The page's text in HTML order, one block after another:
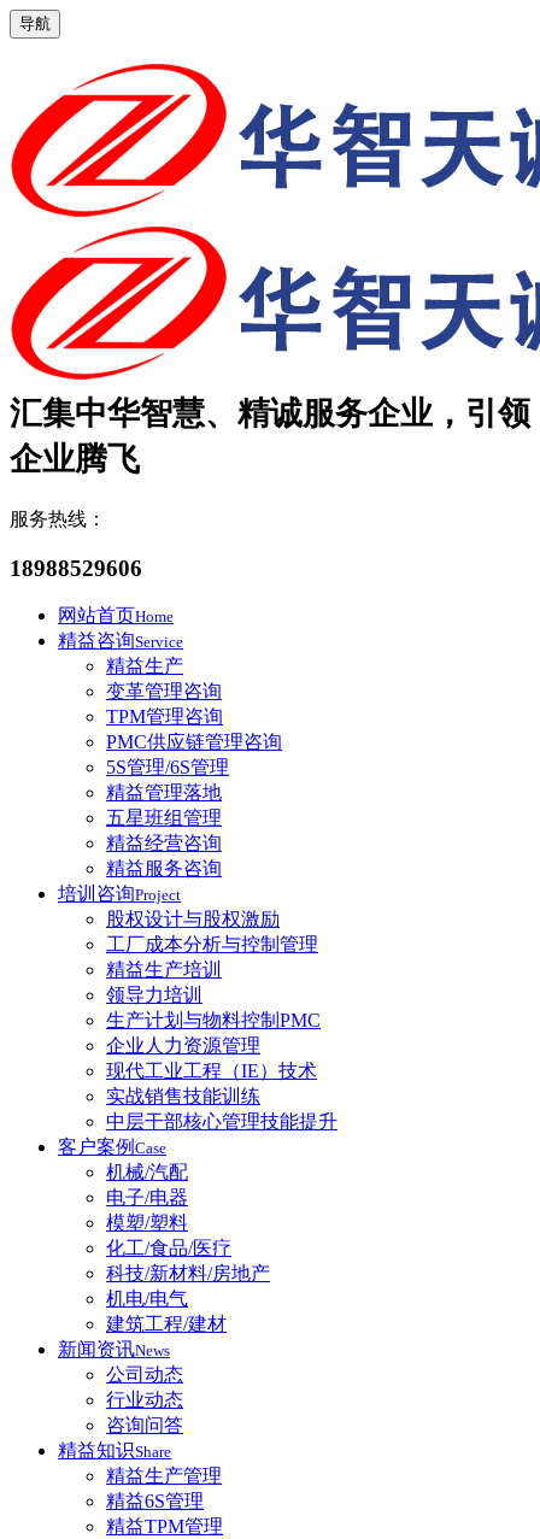
导航
汇集中华智慧、精诚服务企业，引领
企业腾飞
服务热线：
18988529606
网站首页Home
精益咨询Service
精益生产
变革管理咨询
TPM管理咨询
PMC供应链管理咨询
5S管理/6S管理
精益管理落地
五星班组管理
精益经营咨询
精益服务咨询
培训咨询Project
股权设计与股权激励
工厂成本分析与控制管理
精益生产培训
领导力培训
生产计划与物料控制PMC
企业人力资源管理
现代工业工程（IE）技术
实战销售技能训练
中层干部核心管理技能提升
客户案例 Case
机械/汽配
电子/电器
模塑/塑料
化工/食品/医疗
科技/新材料/房地产
机电/电气
建筑工程/建材
新闻资讯News
公司动态
行业动态
咨询问答
精益知识Share
精益生产管理
精益6S管理
精益TPM管理